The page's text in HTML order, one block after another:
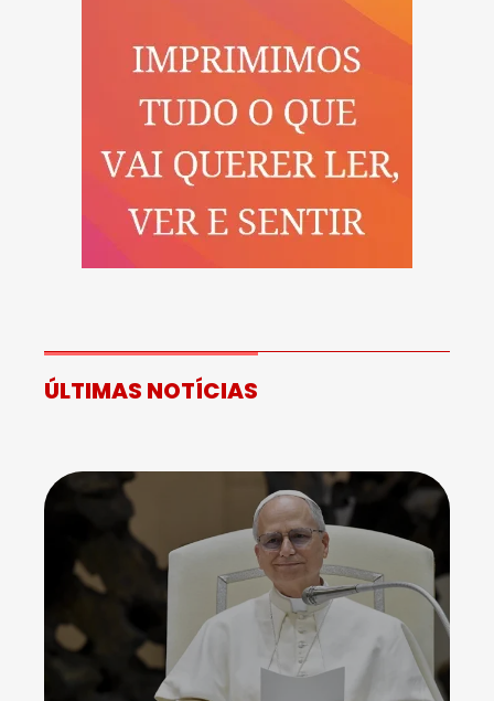
ÚLTIMAS NOTÍCIAS